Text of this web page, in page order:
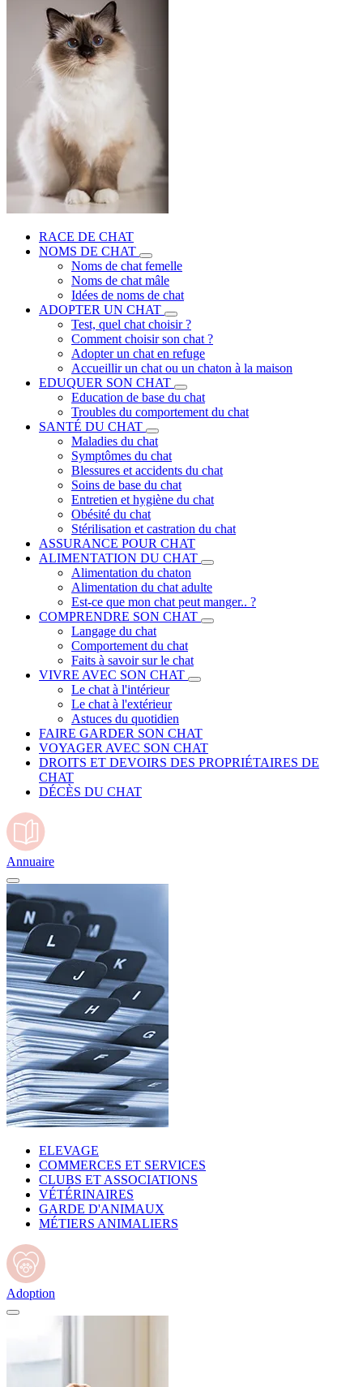
RACE DE CHAT
NOMS DE CHAT
Noms de chat femelle
Noms de chat mâle
Idées de noms de chat
ADOPTER UN CHAT
Test, quel chat choisir ?
Comment choisir son chat ?
Adopter un chat en refuge
Accueillir un chat ou un chaton à la maison
EDUQUER SON CHAT
Education de base du chat
Troubles du comportement du chat
SANTÉ DU CHAT
Maladies du chat
Symptômes du chat
Blessures et accidents du chat
Soins de base du chat
Entretien et hygiène du chat
Obésité du chat
Stérilisation et castration du chat
ASSURANCE POUR CHAT
ALIMENTATION DU CHAT
Alimentation du chaton
Alimentation du chat adulte
Est-ce que mon chat peut manger.. ?
COMPRENDRE SON CHAT
Langage du chat
Comportement du chat
Faits à savoir sur le chat
VIVRE AVEC SON CHAT
Le chat à l'intérieur
Le chat à l'extérieur
Astuces du quotidien
FAIRE GARDER SON CHAT
VOYAGER AVEC SON CHAT
DROITS ET DEVOIRS DES PROPRIÉTAIRES DE
CHAT
DÉCÈS DU CHAT
Annuaire
ELEVAGE
COMMERCES ET SERVICES
CLUBS ET ASSOCIATIONS
VÉTÉRINAIRES
GARDE D'ANIMAUX
MÉTIERS ANIMALIERS
Adoption